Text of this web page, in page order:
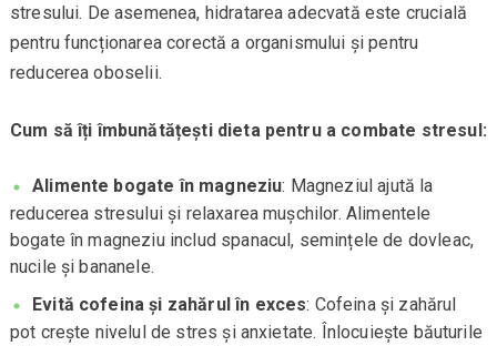
stresului. De asemenea, hidratarea adecvată este crucială
pentru funcționarea corectă a organismului și pentru
reducerea oboselii.
Cum să îți îmbunătățești dieta pentru a combate stresul:
Alimente bogate în magneziu: Magneziul ajută la
reducerea stresului și relaxarea mușchilor. Alimentele
bogate în magneziu includ spanacul, semințele de dovleac,
nucile și bananele.
Evită cofeina și zahărul în exces: Cofeina și zahărul
pot crește nivelul de stres și anxietate. Înlocuiește băuturile